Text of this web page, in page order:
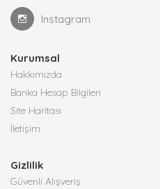
Instagram
Kurumsal
Hakkımızda
Banka Hesap Bilgileri
Site Haritası
İletişim
Gizlilik
Güvenli Alışveriş